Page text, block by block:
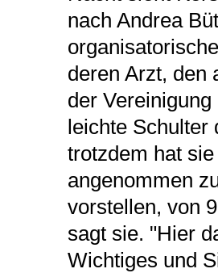
nach Andrea
deren Arzt, den
der
leichte
trotzdem hat
angenommen
vorstellen, von
sagt sie. "Hier
Wichtiges und